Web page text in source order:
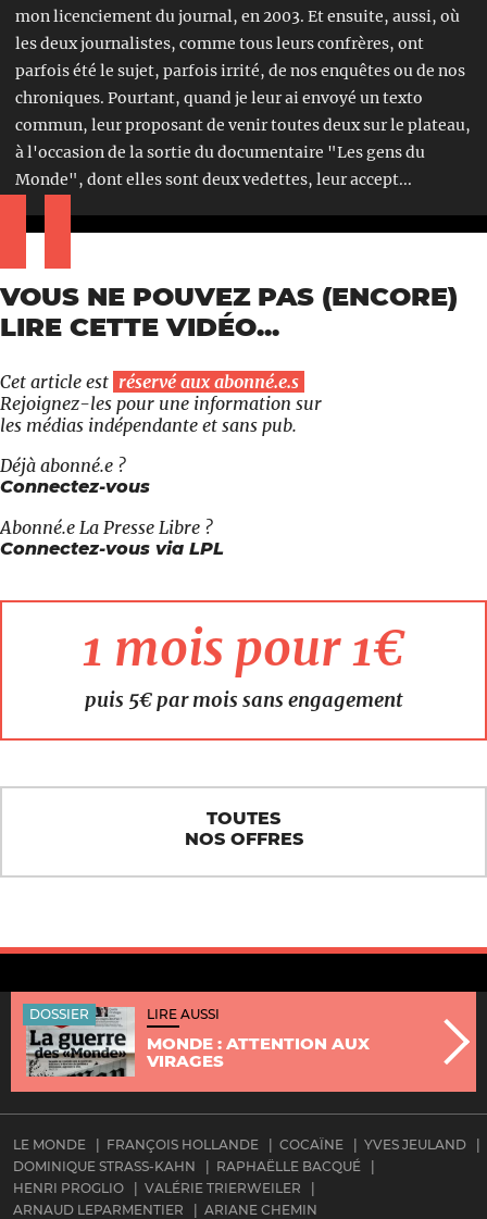
mon licenciement du journal, en 2003. Et ensuite, aussi, où
les deux journalistes, comme tous leurs confrères, ont
parfois été le sujet, parfois irrité, de nos enquêtes ou de nos
chroniques. Pourtant, quand je leur ai envoyé un texto
commun, leur proposant de venir toutes deux sur le plateau,
à l'occasion de la sortie du documentaire "Les gens du
Monde", dont elles sont deux vedettes, leur accept...
VOUS NE POUVEZ PAS (ENCORE)
LIRE CETTE VIDÉO...
Cet article est réservé aux abonné.e.s
Rejoignez-les pour une information sur
les médias indépendante et sans pub.
Déjà abonné.e ?
Connectez-vous
Abonné.e La Presse Libre ?
Connectez-vous via LPL
1 mois pour 1€
puis 5€ par mois sans engagement
TOUTES
NOS OFFRES
DOSSIER LIRE AUSSI
MONDE : ATTENTION AUX
VIRAGES
LE MONDE FRANÇOIS HOLLANDE COCAÏNE
YVES JEULAND
DOMINIQUE STRASS-KAHN
RAPHAËLLE BACQUÉ
HENRI PROGLIO
VALÉRIE TRIERWEILER
ARNAUD LEPARMENTIER
ARIANE CHEMIN